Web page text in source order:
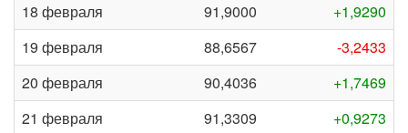
18 февраля
91,9000
+1,9290
19 февраля
88,6567
-3,2433
20 февраля
90,4036
+1,7469
21 февраля
91,3309
+0,9273